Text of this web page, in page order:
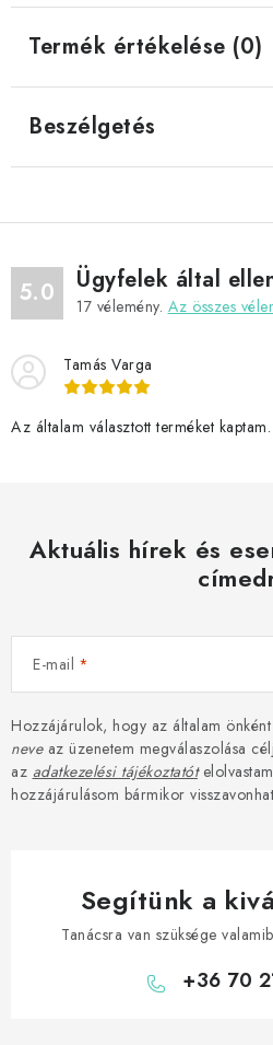
Termék értékelése (0)
Beszélgetés
5.0 Ügyfelek által
17 vélemény. Az összes
Tamás Varga
Az általam választott terméket kaptam.
Aktuális hírek és
E-mail
Hozzájárulok, hogy az általam
neveaz üzenetem megválaszolása
az adatkezelési tájékoztatót
hozzájárulásom bármikor
Segítünk a
Tanácsra van szüksége
+36 70